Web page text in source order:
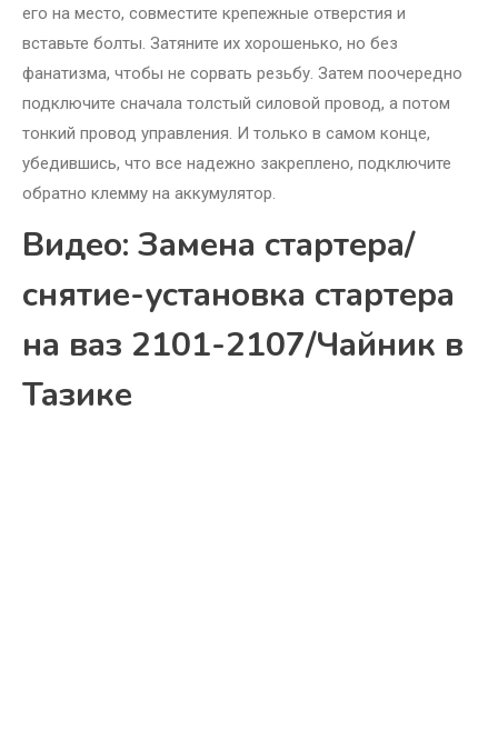
его на место, совместите крепежные отверстия и
вставьте болты. Затяните их хорошенько, но без
фанатизма, чтобы не сорвать резьбу. Затем поочередно
подключите сначала толстый силовой провод, а потом
тонкий провод управления. И только в самом конце,
убедившись, что все надежно закреплено, подключите
обратно клемму на аккумулятор.
Видео: Замена стартера/
снятие-установка стартера
на ваз 2101-2107/Чайник в
Тазике